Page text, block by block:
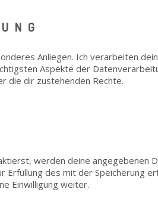
Anliegen. Ich verarbeiten
Aspekte der
die dir zustehenden Rechte.
werden deine angegebenen
Erfüllung des mit der Speicherung
Einwilligung weiter.